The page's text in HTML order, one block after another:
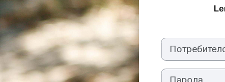
Потребителско име
Парола